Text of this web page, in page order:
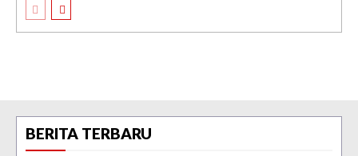
BERITA TERBARU